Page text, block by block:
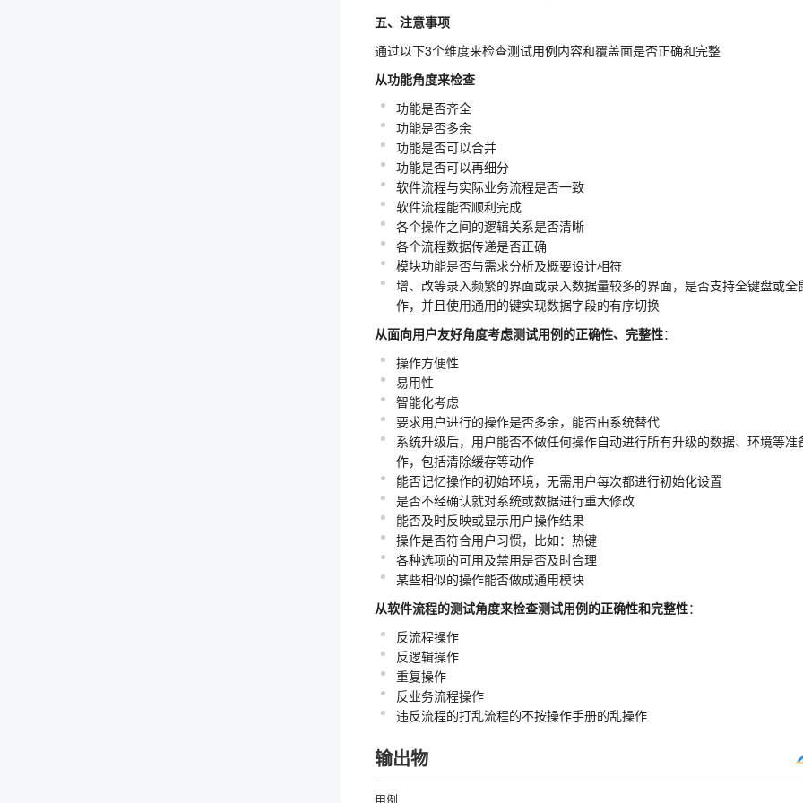
五、注意事项
通过以下3个维度来检查测试用例内容和覆盖面是否正确和完整
从功能角度来检查
功能是否齐全
功能是否多余
功能是否可以合并
功能是否可以再细分
软件流程与实际业务流程是否一致
软件流程能否顺利完成
各个操作之间的逻辑关系是否清晰
各个流程数据传递是否正确
模块功能是否与需求分析及概要设计相符
增、改等录入频繁的界面或录入数据量较多的界面，是否支持全键盘或全
作，并且使用通用的键实现数据字段的有序切换
从面向用户友好角度考虑测试用例的正确性、完整性：
操作方便性
易用性
智能化考虑
要求用户进行的操作是否多余，能否由系统替代
系统升级后，用户能否不做任何操作自动进行所有升级的数据、环境等准
作，包括清除缓存等动作
能否记忆操作的初始环境，无需用户每次都进行初始化设置
是否不经确认就对系统或数据进行重大修改
能否及时反映或显示用户操作结果
操作是否符合用户习惯，比如：热键
各种选项的可用及禁用是否及时合理
某些相似的操作能否做成通用模块
从软件流程的测试角度来检查测试用例的正确性和完整性：
反流程操作
反逻辑操作
重复操作
反业务流程操作
违反流程的打乱流程的不按操作手册的乱操作
输出物
用例